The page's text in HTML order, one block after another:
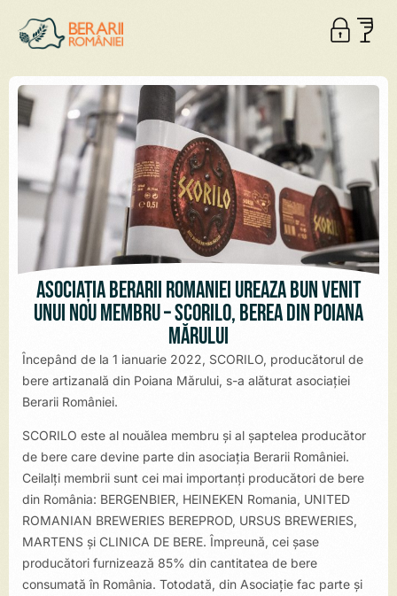
Asociația Berarii României urează bun venit
unui nou membru – SCORILO, berea din Poiana
Mărului
Începând de la 1 ianuarie 2022, SCORILO, producătorul de
bere artizanală din Poiana Mărului, s-a alăturat asociației
Berarii României.
SCORILO este al nouălea membru și al șaptelea producător
de bere care devine parte din asociația Berarii României.
Ceilalți membrii sunt cei mai importanți producători de bere
din România: BERGENBIER, HEINEKEN Romania, UNITED
ROMANIAN BREWERIES BEREPROD, URSUS BREWERIES,
MARTENS și CLINICA DE BERE. Împreună, cei șase
producători furnizează 85% din cantitatea de bere
consumată în România. Totodată, din Asociație fac parte și